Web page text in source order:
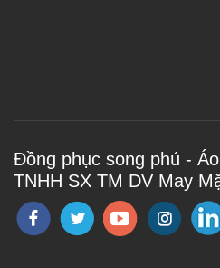
Đồng phục song phú -
TNHH SX TM DV May